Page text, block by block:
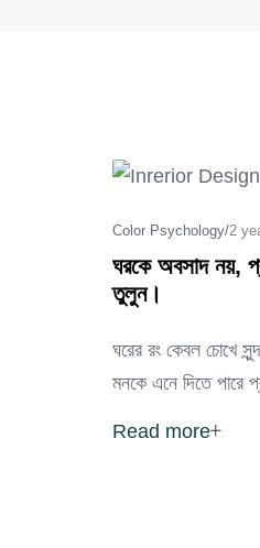
Color Psychology/2
ঘরকে অবসাদ নয়,
তুলুন।
ঘরের রং কেবল চোখে
মনকে এনে দিতে পারে
Read more